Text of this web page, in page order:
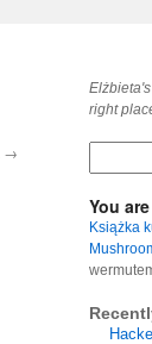
right
→
You
Książka